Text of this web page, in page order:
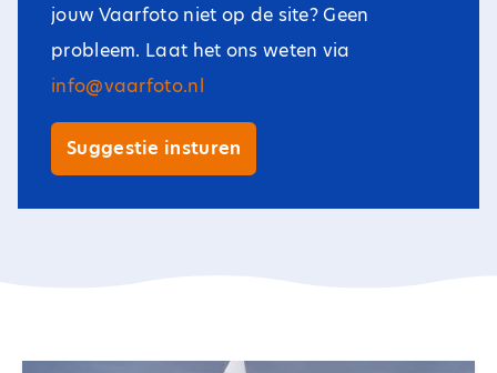
jouw Vaarfoto niet op de site? Geen
probleem. Laat het ons weten via
info@vaarfoto.nl
Suggestie insturen